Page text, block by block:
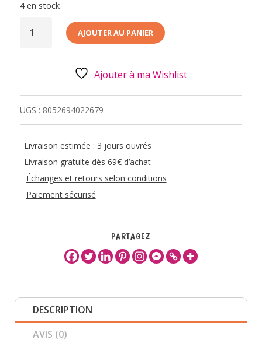
4 en stock
DE
MINI
LEGAMI
AJOUTER AU PANIER
Ajouter à ma Wishlist
UGS : 8052694022679
Livraison estimée : 3 jours ouvrés
Livraison gratuite dès 69€ d’achat
Échanges et retours selon conditions
Paiement sécurisé
PARTAGEZ
DESCRIPTION
AVIS (0)